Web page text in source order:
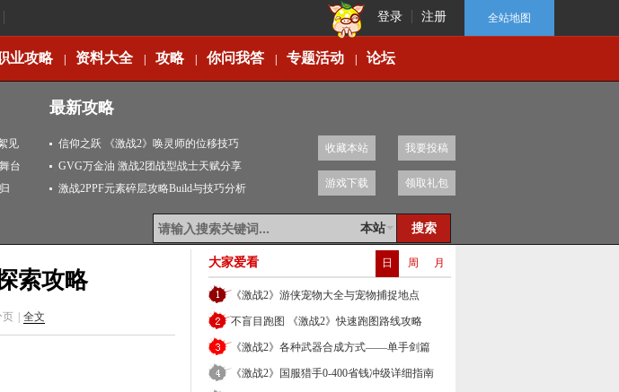
登录 注册 全站地图
业攻略 资料大全 攻略 你问我答 专题活动 论坛
见
台
最新攻略
信仰之跃 《激战2》唤灵师的位移技巧
GVG万金油 激战2团战型战士天赋分享
激战2PPF元素碎层攻略Build与技巧分析
收藏本站 我要投稿
游戏下载 领取礼包
本站
索攻略
页 全文
日 周 月
大家爱看
《激战2》游侠宠物大全与宠物捕捉地点
不盲目跑图 《激战2》快速跑图路线攻略
《激战2》各种武器合成方式——单手剑篇
《激战2》国服猎手0-400省钱冲级详细指南